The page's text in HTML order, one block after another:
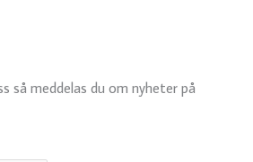
så meddelas du om nyheter på